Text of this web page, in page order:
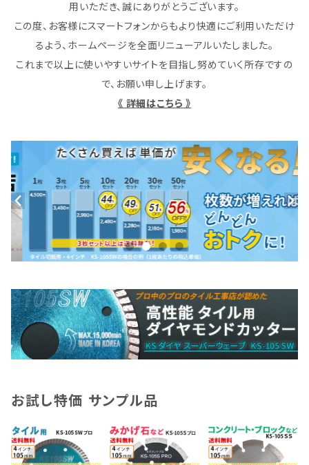
用いただき、誠にありがとうございます。
この度、お客様にスマートフォンからもより快適にご利用いただけ
るよう、ホームページを全面リニューアルいたしました。
これまで以上に使いやすいサイトを目指し努めていく所存ですの
で、お願い申し上げます。
《 詳細はこちら 》
お試し特価 サンプル品